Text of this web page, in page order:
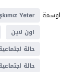
اوسمة
Yeter
اون لاين
حالة اجتماعية 2
حالة اجتماعية